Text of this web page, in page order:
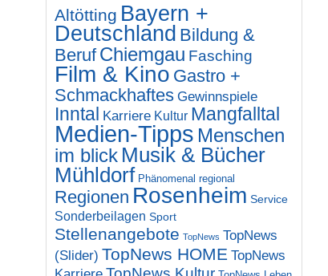
Altötting Bayern +
Deutschland Bildung &
Beruf Chiemgau Fasching
Film & Kino Gastro +
Schmackhaftes Gewinnspiele
Inntal Karriere Kultur Mangfalltal
Medien-Tipps Menschen
im blick Musik & Bücher
Mühldorf Phänomenal regional
Regionen Rosenheim Service
Sonderbeilagen Sport
Stellenangebote TopNews TopNews
(Slider) TopNews HOME TopNews